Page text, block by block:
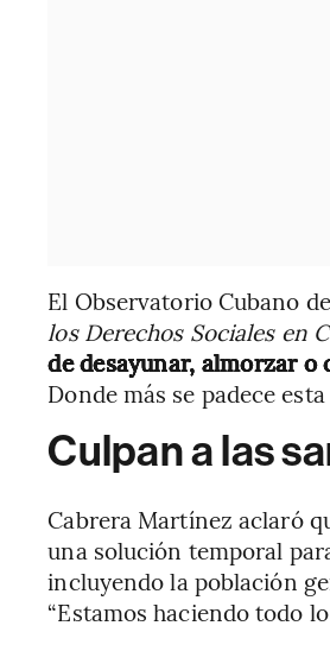
El Observatorio Cubano
los Derechos Sociales en
de desayunar, almorzar o
Donde más se padece
Culpan a las
Cabrera Martínez aclaró
una solución temporal
incluyendo la población
“Estamos haciendo todo